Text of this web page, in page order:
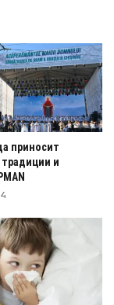
приносит
традиции и